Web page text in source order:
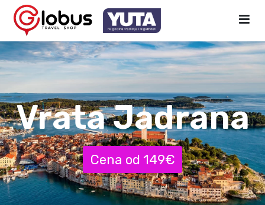
Vrata Jadrana
Cena od 149€